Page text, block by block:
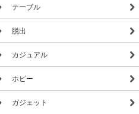
テーブル
脱出
カジュアル
ホビー
ガジェット